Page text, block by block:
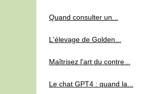
Quand consulter un...
L'élevage de Golden...
Maîtrisez l'art du contre...
Le chat GPT4 : quand la...